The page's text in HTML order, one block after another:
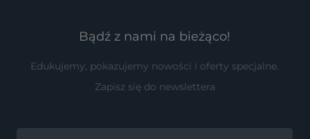
Bądź z nami na bieżąco!
Edukujemy, pokazujemy nowości i oferty specjalne.
Zapisz się do newslettera